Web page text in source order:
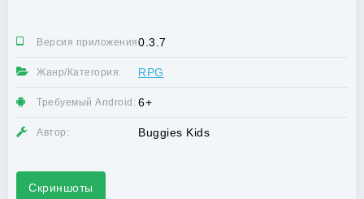
Версия приложения:0.3.7
Жанр/Категория: RPG
Требуемый Android: 6+
Автор: Buggies Kids
Скриншоты